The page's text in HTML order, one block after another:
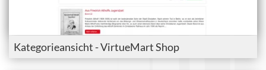
Kategorieansicht - VirtueMart Shop